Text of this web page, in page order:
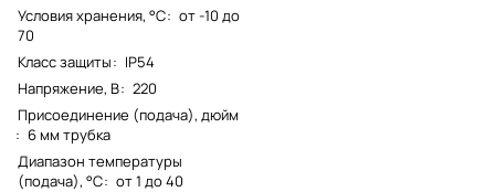
Условия хранения, °С: от -10 до
70
Класс защиты: IP54
Напряжение, В: 220
Присоединение (подача), дюйм
: 6 мм трубка
Диапазон температуры
(подача), °С: от 1 до 40